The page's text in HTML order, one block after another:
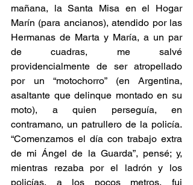
mañana, la Santa Misa en el Hogar
Marín (para ancianos), atendido por las
Hermanas de Marta y María, a un par
de cuadras, me salvé
providencialmente de ser atropellado
por un “motochorro” (en Argentina,
asaltante que delinque montado en su
moto), a quien perseguía, en
contramano, un patrullero de la policía.
“Comenzamos el día con trabajo extra
de mi Ángel de la Guarda”, pensé; y,
mientras rezaba por el ladrón y los
policías, a los pocos metros, fui